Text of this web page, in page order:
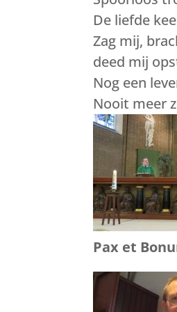
De liefde
Zag mij,
deed mij
Nog een
Nooit meer
Pax et